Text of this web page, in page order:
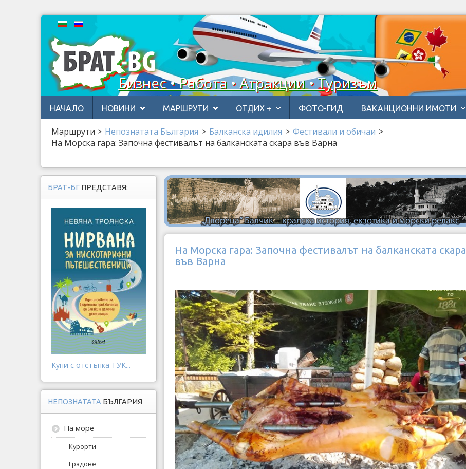
Бизнес • Работа • Атракции • Туризъм
НАЧАЛО НОВИНИ МАРШРУТИ ОТДИХ + ФОТО-ГИД ВАКАНЦИОННИ ИМОТИ
Маршрути > Непознатата България > Балканска идилия > Фестивали и обичаи >
На Морска гара: Започна фестивалът на балканската скара във Варна
На Морска гара: Започна фестивалът на балканската скара
във Варна
БРАТ-БГ ПРЕДСТАВЯ:
Купи с отстъпка ТУК...
НЕПОЗНАТАТА БЪЛГАРИЯ
На море
Курорти
Градове